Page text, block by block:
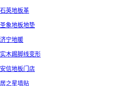
石英地板革
圣象地板地垫
济宁地暖
实木踢脚线变形
安信地板门店
居之星墙贴